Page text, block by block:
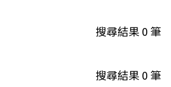
搜尋結果0筆
搜尋結果0筆